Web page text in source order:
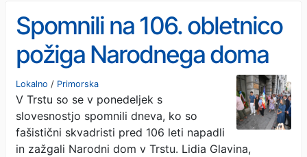
Spomnili na 106. obletnico
požiga Narodnega doma
Lokalno / Primorska
V Trstu so se v ponedeljek s
slovesnostjo spomnili dneva, ko so
fašistični skvadristi pred 106 leti napadli
in zažgali Narodni dom v Trstu. Lidia Glavina,